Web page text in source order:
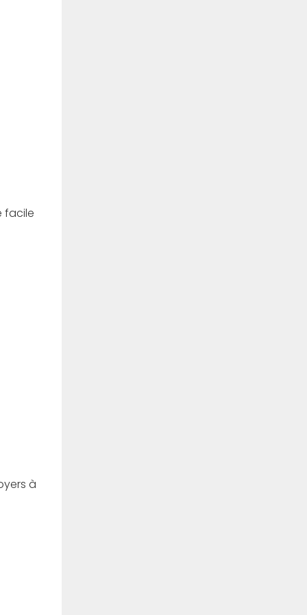
facile
à